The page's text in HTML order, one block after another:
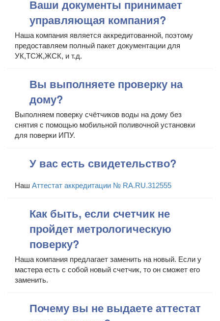
Ваши документы принимает
управляющая компания?
Наша компания является аккредитованной, поэтому
предоставляем полный пакет документации для
УК,ТСЖ,ЖСК, и т.д.
Вы выполняете проверку на
дому?
Выполняем поверку счётчиков воды на дому без
снятия с помощью мобильной поливочной установки
для поверки ИПУ.
У вас есть свидетельство?
Наш Аттестат аккредитации № RA.RU.312555
Как быть, если счетчик не
пройдет метрологическую
поверку?
Наша компания предлагает заменить на новый. Если у
мастера есть с собой новый счетчик, то он сможет его
заменить.
Почему вы не выдаете аттестат